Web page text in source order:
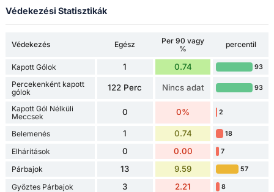
Védekezési Statisztikák
Védekezés Egész
Per 90 vagy
%
percentil
Kapott Gólok 1 0.74 93
Percekenként kapott
gólok
122 Perc Nincs adat 93
Kapott Gól Nélküli
Meccsek
0 0% 2
Belemenés 1 0.74 18
Elhárítások 0 0.00 7
Párbajok 13 9.59 57
Győztes Párbajok 3 2.21 8